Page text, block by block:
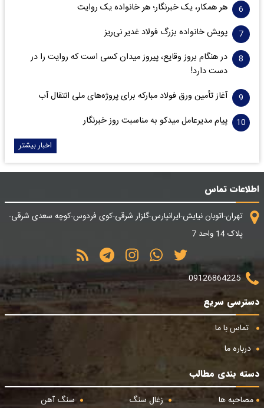
هر همکار، یک خبرنگار؛ هر خانواده یک روایت
پویش خانواده بزرگ فولاد غدیر نی‌ریز
در هنگام بروز وقایع، پیروز میدان کسی است که روایت را در
دست دارد!
آغاز تأمین ورق فولاد مبارکه برای پروژه‌های ملی انتقال آب
پیام مدیرعامل میدکو به مناسبت روز خبرنگار
اخبار بیشتر
اطلاعات تماس
تهران-اتوبان نیایش-ایرانپارس-گلزار شرقی-کوی فردوس-کوچه سعدی شرقی-
پلاک 14 واحد 7
09126864225
دسترسی سریع
تماس با ما
درباره ما
دسته بندی مطالب
مصاحبه ها
زغال سنگ سنگ آهن